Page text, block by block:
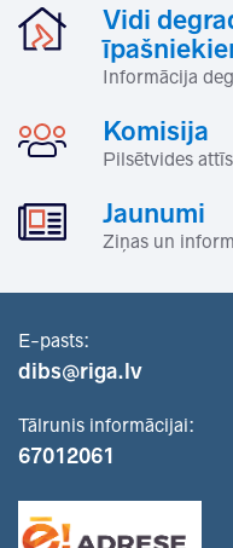
Vidi
Informācija
Komisija
Pilsētvides
Jaunumi
Ziņas un
E-pasts:
dibs@riga.lv
Tālrunis informācijai:
67012061